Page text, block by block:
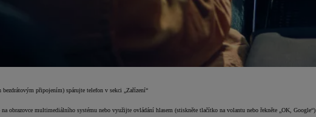
připojením) spárujte telefon v sekci „Zařízení“
obrazovce multimediálního systému nebo využijte ovládání hlasem (stiskněte tlačítko na volantu nebo řekněte „OK, Google“)